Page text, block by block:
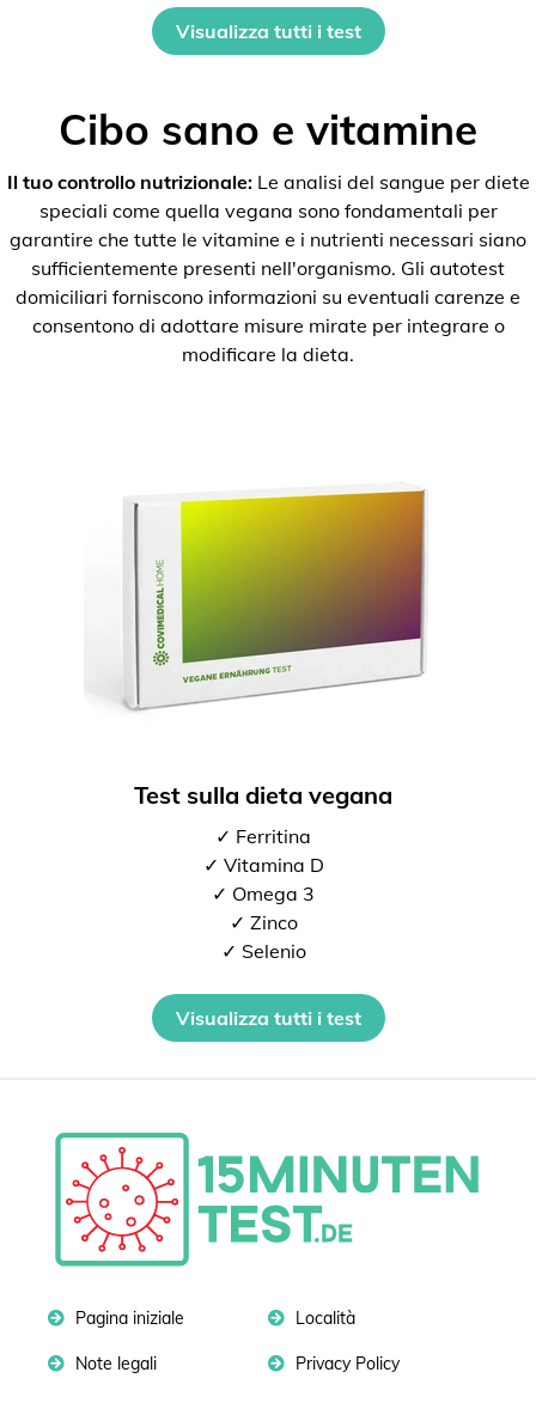
Visualizza tutti i test
Cibo sano e vitamine
Il tuo controllo nutrizionale:Le analisi del sangue per diete
speciali come quella vegana sono fondamentali per
garantire che tutte le vitamine e i nutrienti necessari siano
sufficientemente presenti nell'organismo. Gli autotest
domiciliari forniscono informazioni su eventuali carenze e
consentono di adottare misure mirate per integrare o
modificare la dieta.
Test sulla dieta vegana
✓ Ferritina
✓ Vitamina D
✓ Omega 3
✓ Zinco
✓ Selenio
Visualizza tutti i test
Pagina iniziale Località
Note legali Privacy Policy